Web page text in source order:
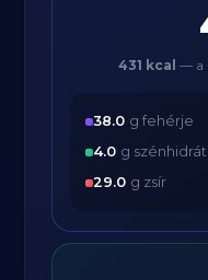
431 kcal — a
38.0 g fehérje
4.0 g szénhidrát
29.0 g zsír